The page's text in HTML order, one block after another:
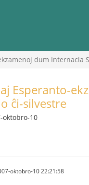
dum Internacia
Esperanto-
ĉi-silvestre
oktobro-10
oktobro-10 22:21:58